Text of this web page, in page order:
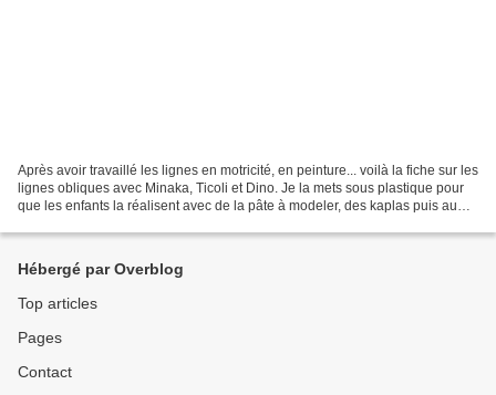
Après avoir travaillé les lignes en motricité, en peinture... voilà la fiche sur les
lignes obliques avec Minaka, Ticoli et Dino. Je la mets sous plastique pour
que les enfants la réalisent avec de la pâte à modeler, des kaplas puis au
Hébergé par Overblog
Top articles
Pages
Contact